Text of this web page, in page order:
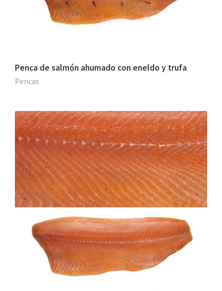
Penca de salmón ahumado con eneldo y trufa
Pencas